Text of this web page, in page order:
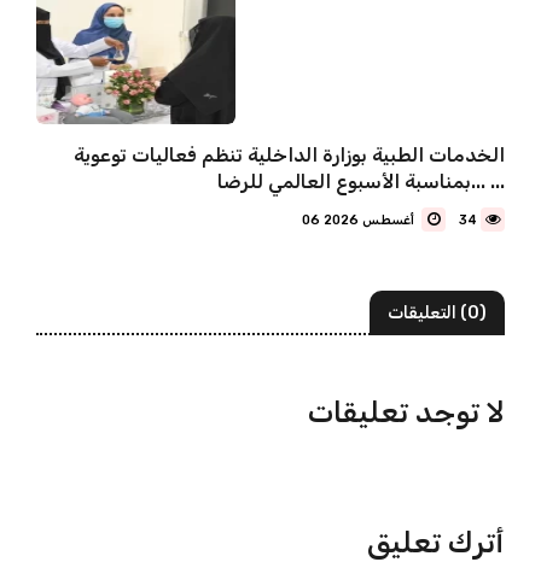
الخدمات الطبية بوزارة الداخلية تنظم فعاليات توعوية
بمناسبة الأسبوع العالمي للرضا... ...
34
(0) التعليقات
لا توجد تعليقات
أترك تعليق